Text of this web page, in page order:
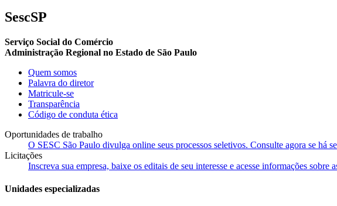
SescSP
Serviço Social do Comércio
Administração Regional no Estado de São Paulo
Quem somos
Palavra do diretor
Matricule-se
Transparência
Código de conduta ética
Oportunidades de trabalho
O SESC São Paulo divulga online seus processos seletivos. Consulte agora se há
Licitações
Inscreva sua empresa, baixe os editais de seu interesse e acesse informações sobre
Unidades especializadas